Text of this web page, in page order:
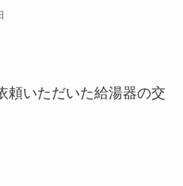
頼いただいた給湯器の交